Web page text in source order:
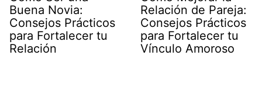
Buena Novia:
Consejos Prácticos
para Fortalecer tu
Relación
Relación de Pareja:
Consejos Prácticos
para Fortalecer tu
Vínculo Amoroso